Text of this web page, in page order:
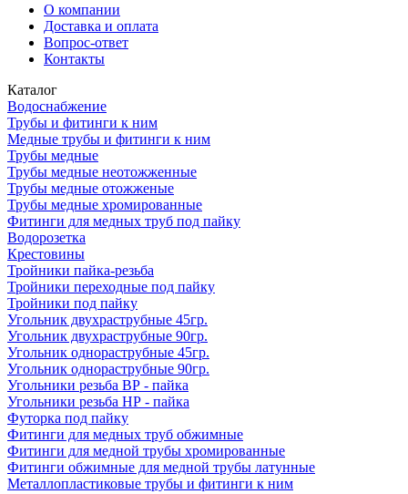
О компании
Доставка и оплата
Вопрос-ответ
Контакты
Каталог
Водоснабжение
Трубы и фитинги к ним
Медные трубы и фитинги к ним
Трубы медные
Трубы медные неотожженные
Трубы медные отожженые
Трубы медные хромированные
Фитинги для медных труб под пайку
Водорозетка
Крестовины
Тройники пайка-резьба
Тройники переходные под пайку
Тройники под пайку
Угольник двухраструбные 45гр.
Угольник двухраструбные 90гр.
Угольник однораструбные 45гр.
Угольник однораструбные 90гр.
Угольники резьба ВР - пайка
Угольники резьба НР - пайка
Футорка под пайку
Фитинги для медных труб обжимные
Фитинги для медной трубы хромированные
Фитинги обжимные для медной трубы латунные
Металлопластиковые трубы и фитинги к ним